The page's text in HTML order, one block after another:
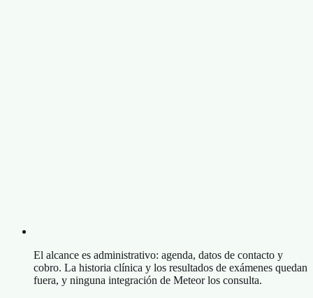
El alcance es administrativo: agenda, datos de contacto y
cobro. La historia clínica y los resultados de exámenes quedan
fuera, y ninguna integración de Meteor los consulta.